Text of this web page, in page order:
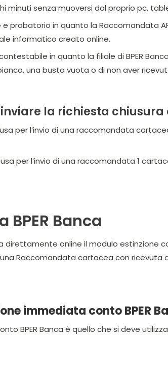
minuti senza muoversi dal proprio pc,
probatorio in quanto la Raccomandata
informatico creato online.
in quanto la filiale di BPER
una busta vuota o di non aver
la richiesta chiusura
per l’invio di una raccomandata
per l’invio di una raccomandata 1
Banca
direttamente online il modulo estinzione
Raccomandata cartacea con ricevuta
immediata conto BPER
BPER Banca è quello che si deve